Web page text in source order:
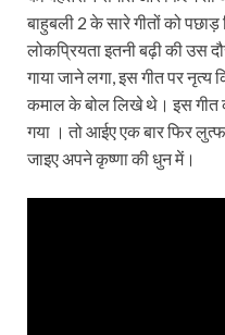
बाहुबली 2 के सारे गीतों को
लोकप्रियता इतनी बढ़ी की उस
गाया जाने लगा, इस गीत पर
कमाल के बोल लिखे थे। इस गीत
गया । तो आईए एक बार फिर
जाइए अपने कृष्णा की धुन में।